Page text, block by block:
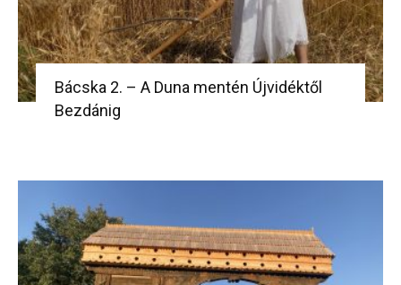
Bácska 2. – A Duna mentén Újvidéktől
Bezdánig